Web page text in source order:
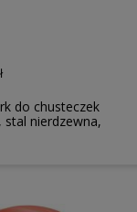
do chusteczek
stal nierdzewna,